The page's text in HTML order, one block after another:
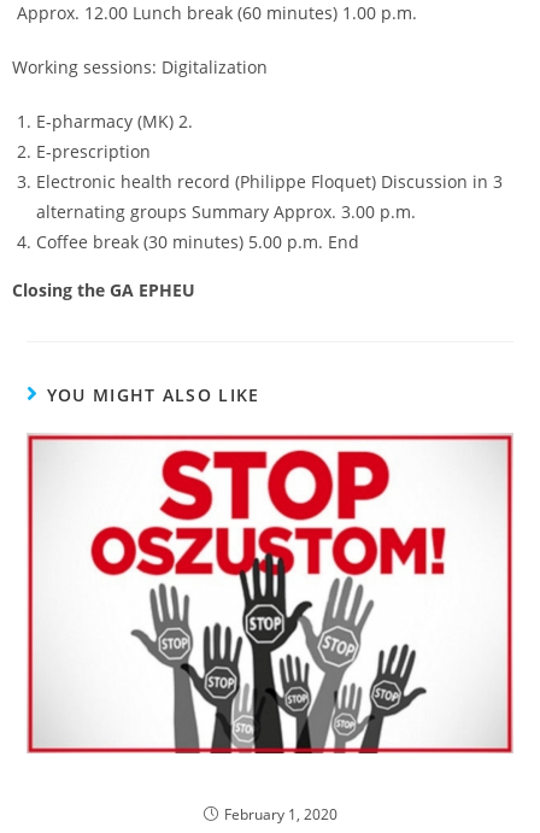
Approx. 12.00 Lunch break (60 minutes) 1.00 p.m.
Working sessions: Digitalization
E-pharmacy (MK) 2.
E-prescription
Electronic health record (Philippe Floquet) Discussion in 3
alternating groups Summary Approx. 3.00 p.m.
Coffee break (30 minutes) 5.00 p.m. End
Closing the GA EPHEU
YOU MIGHT ALSO LIKE
February 1, 2020